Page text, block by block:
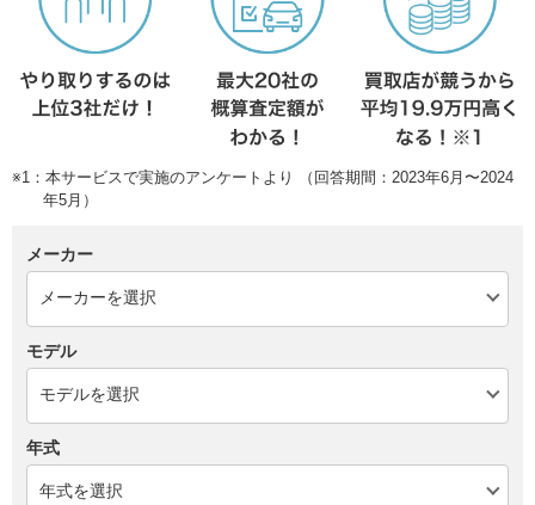
※1：本サービスで実施のアンケートより （回答期間：2023年6月〜2024
年5月）
メーカー
モデル
年式